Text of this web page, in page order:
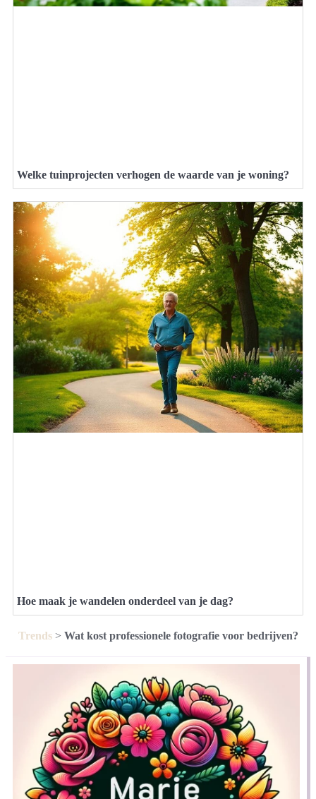
Welke tuinprojecten verhogen de waarde van je woning?
Hoe maak je wandelen onderdeel van je dag?
Trends> Wat kost professionele fotografie voor bedrijven?